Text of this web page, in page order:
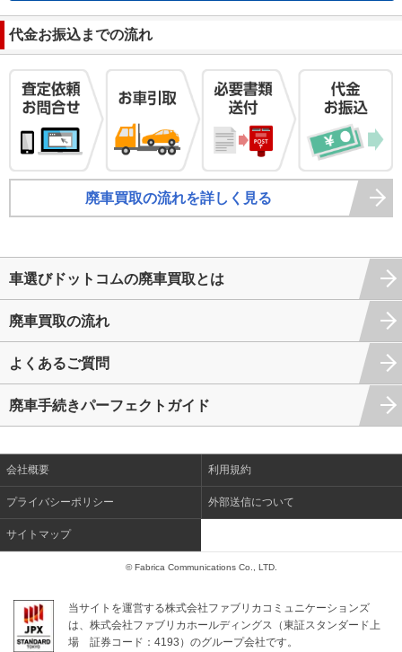
代金お振込までの流れ
廃車買取の流れを詳しく見る
車選びドットコムの廃車買取とは
廃車買取の流れ
よくあるご質問
廃車手続きパーフェクトガイド
会社概要 利用規約
プライバシーポリシー 外部送信について
サイトマップ
© Fabrica Communications Co., LTD.
当サイトを運営する株式会社ファブリカコミュニケーションズ
は、株式会社ファブリカホールディングス（東証スタンダード上
場
証券コード：4193）のグループ会社です。